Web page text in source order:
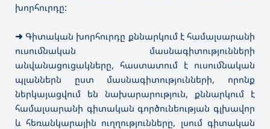
խորհուրդը:
➜ Գիտական խորհուրդը քննարկում է համալսարանի
ուսումնական մասնագիտությունների
անվանացուցակները, հաստատում է ուսումնական
պլաններն ըստ մասնագիտությունների, որոնք
ներկայացվում են նախարարություն, քննարկում է
համալսարանի գիտական գործունեության գլխավոր
և հեռանկարային ուղղությունները, լսում գիտական